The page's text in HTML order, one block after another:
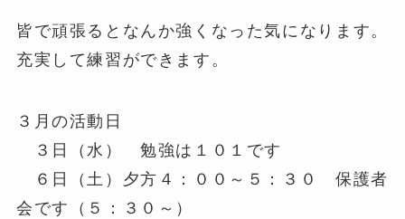
皆で頑張るとなんか強くなった気になります。
充実して練習ができます。
３月の活動日
３日（水） 勉強は１０１です
６日（土）夕方４：００～５：３０ 保護者
会です（５：３０～）